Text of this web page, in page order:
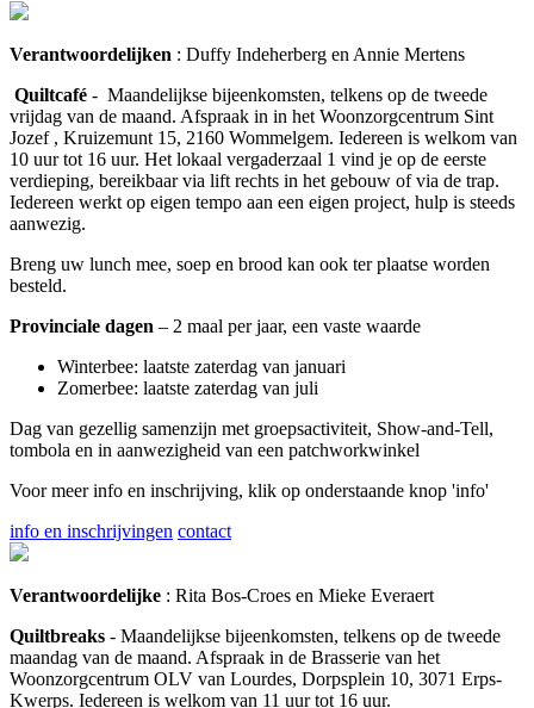
Verantwoordelijken : Duffy Indeherberg en Annie Mertens
Quiltcafé - Maandelijkse bijeenkomsten, telkens op de tweede
vrijdag van de maand. Afspraak in in het Woonzorgcentrum Sint
Jozef , Kruizemunt 15, 2160 Wommelgem. Iedereen is welkom van
10 uur tot 16 uur. Het lokaal vergaderzaal 1 vind je op de eerste
verdieping, bereikbaar via lift rechts in het gebouw of via de trap.
Iedereen werkt op eigen tempo aan een eigen project, hulp is steeds
aanwezig.
Breng uw lunch mee, soep en brood kan ook ter plaatse worden
besteld.
Provinciale dagen – 2 maal per jaar, een vaste waarde
Winterbee: laatste zaterdag van januari
Zomerbee: laatste zaterdag van juli
Dag van gezellig samenzijn met groepsactiviteit, Show-and-Tell,
tombola en in aanwezigheid van een patchworkwinkel
Voor meer info en inschrijving, klik op onderstaande knop 'info'
info en inschrijvingen contact
Verantwoordelijke : Rita Bos-Croes en Mieke Everaert
Quiltbreaks - Maandelijkse bijeenkomsten, telkens op de tweede
maandag van de maand. Afspraak in de Brasserie van het
Woonzorgcentrum OLV van Lourdes, Dorpsplein 10, 3071 Erps-
Kwerps. Iedereen is welkom van 11 uur tot 16 uur.